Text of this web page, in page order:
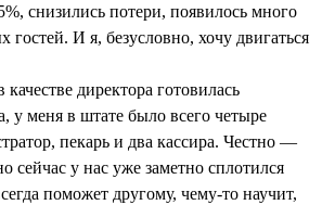
снизились потери, появилось много
гостей. И я, безусловно, хочу двигаться
качестве директора готовилась
у меня в штате было всего четыре
пекарь и два кассира. Честно —
сейчас у нас уже заметно сплотился
поможет другому, чему-то научит,